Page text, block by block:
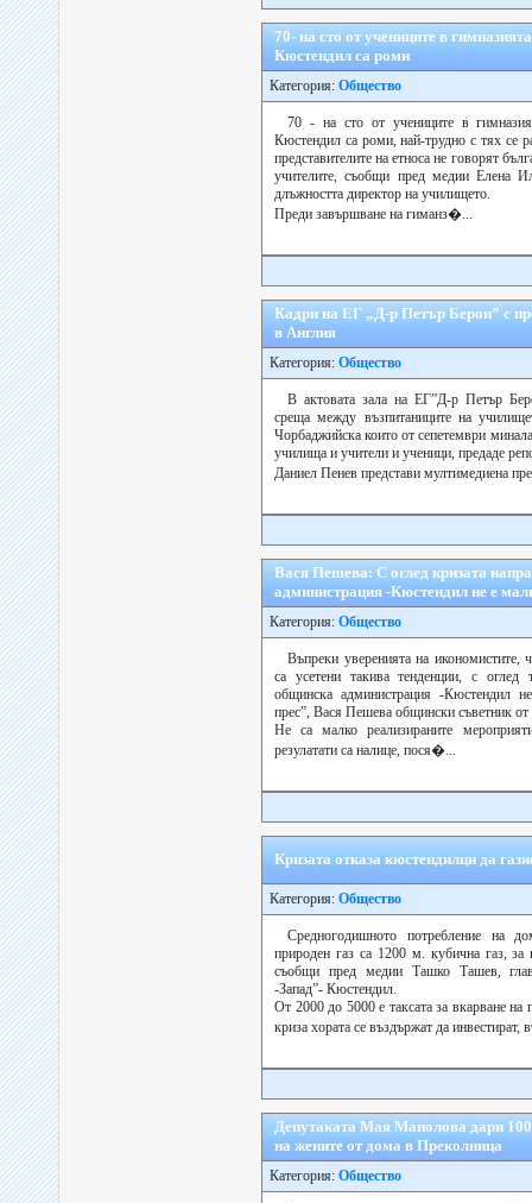
70- на сто от учениците в
Кюстендил са роми
Категория: Общество
70 - на сто от учениците в
Кюстендил са роми, най-трудно с тях се
представителите на етноса не говорят
учителите, съобщи пред медии Елена
длъжността директор на училището.
Преди завършване на гиманз�...
Кадри на ЕГ „Д-р Петър Берон” с
в Англия
Категория: Общество
В актовата зала на ЕГ”Д-р Петър
среща между възпитаниците на
Чорбаджийска които от сепетември
училища и учители и ученици, предаде
Даниел Пенев представи мултимедиена
Вася Пешева: С оглед кризата
администрация -Кюстендил не е
Категория: Общество
Въпреки уверенията на икономистите,
са усетени такива тенденции, с
общинска администрация -Кюстендил
прес”, Вася Пешева общински съветник
Не са малко реализираните
резулатати са налице, пося�...
Кризата отказа кюстендилци да
Категория: Общество
Средногодишното потребление на
природен газ са 1200 м. кубична газ,
съобщи пред медии Ташко Ташев,
-Запад”- Кюстендил.
От 2000 до 5000 е таксата за вкарване на
криза хората се въздържат да
Депутаката Мая Манолова дари
на жените от дома в Преколница
Категория: Общество